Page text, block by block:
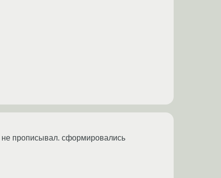
прописывал. сформировались